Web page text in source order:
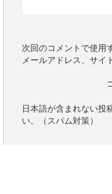
次回のコメントで使用
メールアドレス、サイ
日本語が含まれない投
い。（スパム対策）